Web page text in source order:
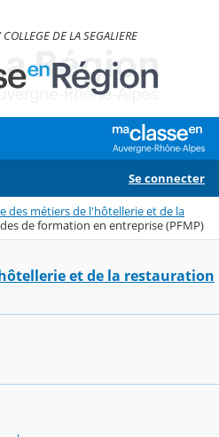
DE LA SEGALIERE
Se connecter
des métiers de l'hôtellerie et de la
de formation en entreprise (PFMP)
et de la restauration